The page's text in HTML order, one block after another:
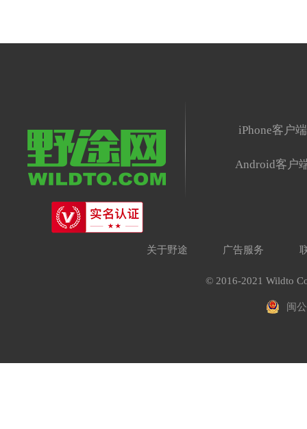
iPhone客户端
Android客户
关于野途 广告服务
© 2016-2021 Wildto
闽